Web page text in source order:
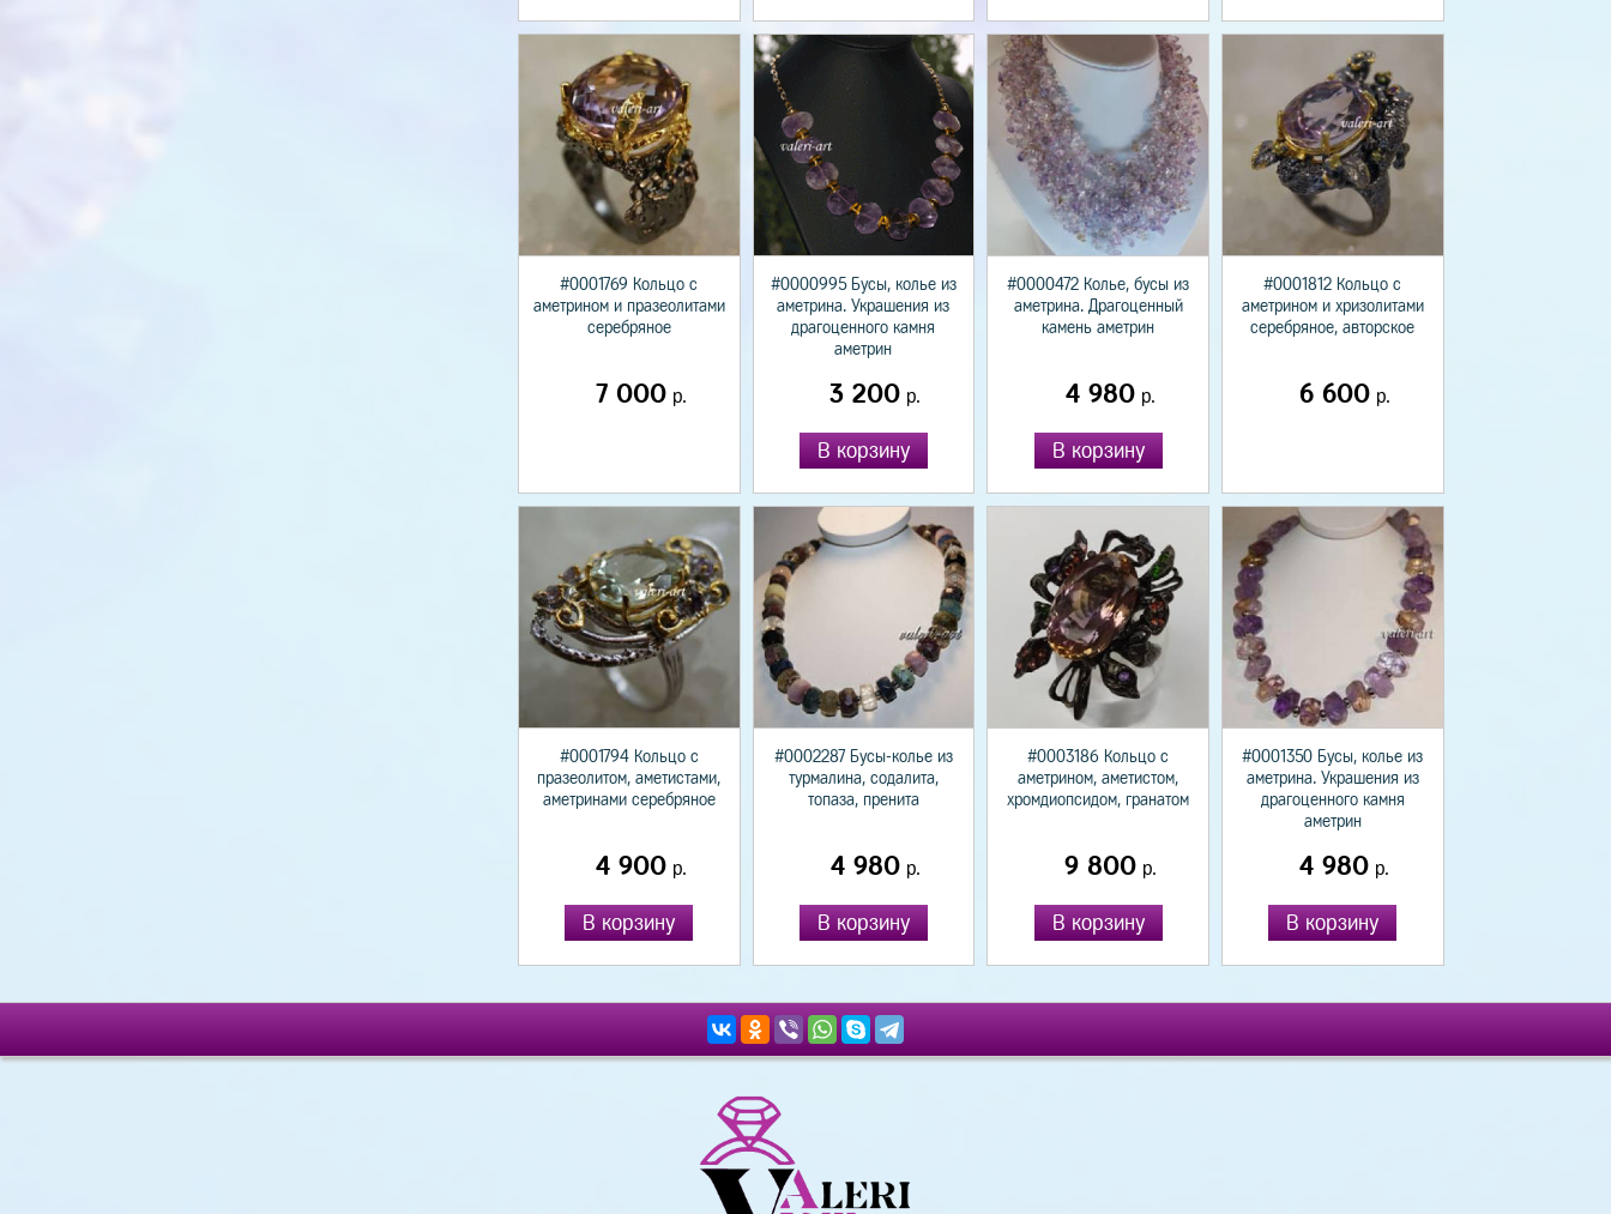
#0001769 Кольцо с
аметрином и празеолитами
серебряное
7 000р.
#0000995 Бусы, колье из
аметрина. Украшения из
драгоценного камня
аметрин
3 200 р.
В корзину
#0000472 Колье, бусы из
аметрина. Драгоценный
камень аметрин
4 980р.
В корзину
#0001812 Кольцо с
аметрином и хризолитами
серебряное, авторское
6 600р.
#0001794 Кольцо с
празеолитом, аметистами,
аметринами серебряное
4 900р.
В корзину
#0002287 Бусы-колье из
турмалина, содалита,
топаза, пренита
4 980р.
В корзину
#0003186 Кольцо с
аметрином, аметистом,
хромдиопсидом, гранатом
9 800р.
В корзину
#0001350 Бусы, колье из
аметрина. Украшения из
драгоценного камня
аметрин
4 980 р.
В корзину